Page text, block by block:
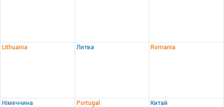
Lithuania Литва Romania
Німеччина Portugal Китай